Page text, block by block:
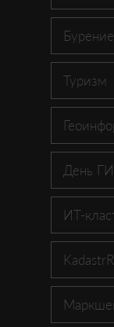
Бурение
Туризм
День
ИТ-